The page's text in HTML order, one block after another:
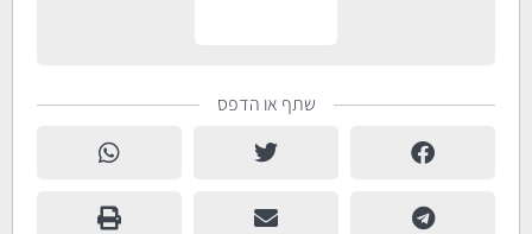
שתף או הדפס